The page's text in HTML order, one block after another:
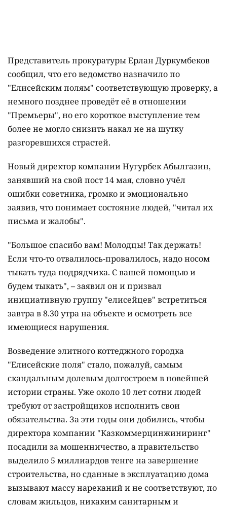
Представитель прокуратуры Ерлан Дуркумбеков
сообщил, что его ведомство назначило по
"Елисейским полям" соответствующую проверку, а
немного позднее проведёт её в отношении
"Премьеры", но его короткое выступление тем
более не могло снизить накал не на шутку
разгоревшихся страстей.
Новый директор компании Нугурбек Абылгазин,
занявший на свой пост 14 мая, словно учёл
ошибки советника, громко и эмоционально
заявив, что понимает состояние людей, "читал их
письма и жалобы".
"Большое спасибо вам! Молодцы! Так держать!
Если что-то отвалилось-провалилось, надо носом
тыкать туда подрядчика. С вашей помощью и
будем тыкать", – заявил он и призвал
инициативную группу "елисейцев" встретиться
завтра в 8.30 утра на объекте и осмотреть все
имеющиеся нарушения.
Возведение элитного коттеджного городка
"Елисейские поля" стало, пожалуй, самым
скандальным долевым долгостроем в новейшей
истории страны. Уже около 10 лет сотни людей
требуют от застройщиков исполнить свои
обязательства. За эти годы они добились, чтобы
директора компании "Казкоммерцинжиниринг"
посадили за мошенничество, а правительство
выделило 5 миллиардов тенге на завершение
строительства, но сданные в эксплуатацию дома
вызывают массу нареканий и не соответствуют, по
словам жильцов, никаким санитарным и